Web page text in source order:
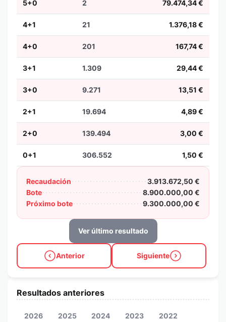
5+0 2 79.474,34 €
4+1 21 1.376,18 €
4+0 201 167,74 €
3+1 1.309 29,44 €
3+0 9.271 13,51 €
2+1 19.694 4,89 €
2+0 139.494 3,00 €
0+1 306.552 1,50 €
Recaudación
3.913.672,50 €
Bote
8.900.000,00 €
Próximo bote
9.300.000,00 €
Ver último resultado
Anterior Siguiente
Resultados anteriores
2026 2025 2024 2023
2022